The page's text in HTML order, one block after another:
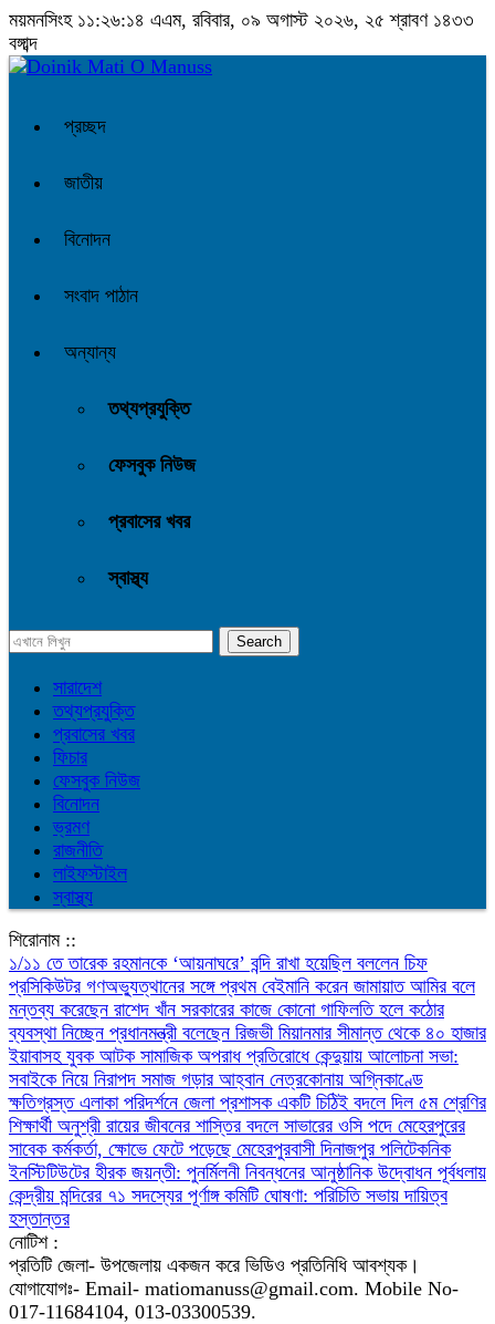
ময়মনসিংহ ১১:২৬:১৪ এএম, রবিবার, ০৯ অগাস্ট ২০২৬, ২৫ শ্রাবণ ১৪৩৩
বঙ্গাব্দ
প্রচ্ছদ
জাতীয়
বিনোদন
সংবাদ পাঠান
অন্যান্য
তথ্যপ্রযুক্তি
ফেসবুক নিউজ
প্রবাসের খবর
স্বাস্থ্য
সারাদেশ
তথ্যপ্রযুক্তি
প্রবাসের খবর
ফিচার
ফেসবুক নিউজ
বিনোদন
ভ্রমণ
রাজনীতি
লাইফস্টাইল
স্বাস্থ্য
শিরোনাম ::
১/১১ তে তারেক রহমানকে ‘আয়নাঘরে’ বন্দি রাখা হয়েছিল বললেন চিফ
প্রসিকিউটর গণঅভ্যুত্থানের সঙ্গে প্রথম বেইমানি করেন জামায়াত আমির বলে
মন্তব্য করেছেন রাশেদ খাঁন সরকারের কাজে কোনো গাফিলতি হলে কঠোর
ব্যবস্থা নিচ্ছেন প্রধানমন্ত্রী বলেছেন রিজভী মিয়ানমার সীমান্ত থেকে ৪০ হাজার
ইয়াবাসহ যুবক আটক সামাজিক অপরাধ প্রতিরোধে কেন্দুয়ায় আলোচনা সভা:
সবাইকে নিয়ে নিরাপদ সমাজ গড়ার আহ্বান নেত্রকোনায় অগ্নিকাণ্ডে
ক্ষতিগ্রস্ত এলাকা পরিদর্শনে জেলা প্রশাসক একটি চিঠিই বদলে দিল ৫ম শ্রেণির
শিক্ষার্থী অনুশ্রী রায়ের জীবনের শাস্তির বদলে সাভারের ওসি পদে মেহেরপুরের
সাবেক কর্মকর্তা, ক্ষোভে ফেটে পড়েছে মেহেরপুরবাসী দিনাজপুর পলিটেকনিক
ইনস্টিটিউটের হীরক জয়ন্তী: পুনর্মিলনী নিবন্ধনের আনুষ্ঠানিক উদ্বোধন পূর্বধলায়
কেন্দ্রীয় মন্দিরের ৭১ সদস্যের পূর্ণাঙ্গ কমিটি ঘোষণা: পরিচিতি সভায় দায়িত্ব
হস্তান্তর
নোটিশ :
প্রতিটি জেলা- উপজেলায় একজন করে ভিডিও প্রতিনিধি আবশ্যক।
যোগাযোগঃ- Email- matiomanuss@gmail.com. Mobile No-
017-11684104, 013-03300539.